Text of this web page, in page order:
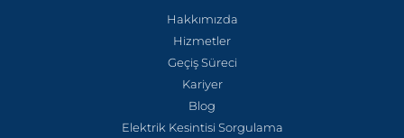
Hakkımızda
Hizmetler
Geçiş Süreci
Kariyer
Blog
Elektrik Kesintisi Sorgulama